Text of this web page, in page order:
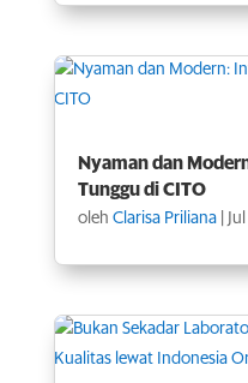
Nyaman dan
Tunggu di CITO
oleh Clarisa Priliana|